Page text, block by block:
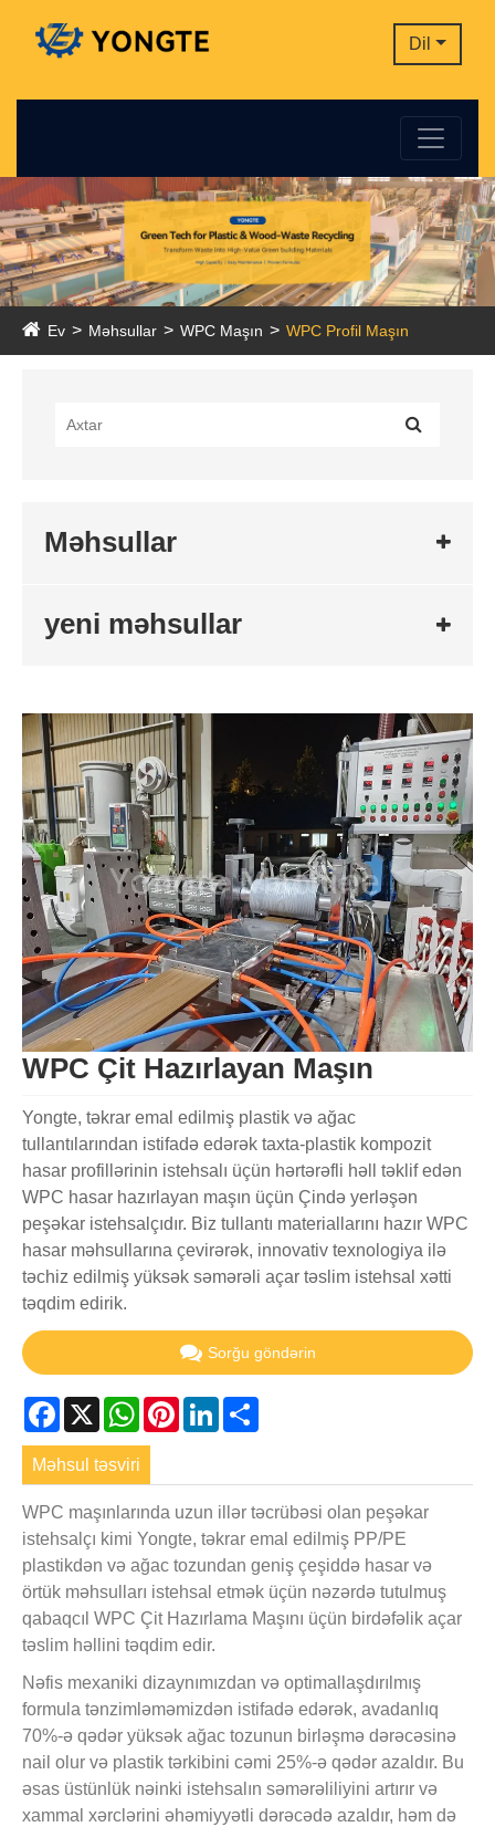
Dil
Ev Məhsullar WPC Maşın WPC Profil Maşın
Məhsullar
yeni məhsullar
WPC Çit Hazırlayan Maşın
Yongte, təkrar emal edilmiş plastik və ağac
tullantılarından istifadə edərək taxta-plastik kompozit
hasar profillərinin istehsalı üçün hərtərəfli həll təklif edən
WPC hasar hazırlayan maşın üçün Çində yerləşən
peşəkar istehsalçıdır. Biz tullantı materiallarını hazır WPC
hasar məhsullarına çevirərək, innovativ texnologiya ilə
təchiz edilmiş yüksək səmərəli açar təslim istehsal xətti
təqdim edirik.
Sorğu göndərin
Facebook
X WhatsApp
PinterestLinkedIn
Məhsul təsviri
WPC maşınlarında uzun illər təcrübəsi olan peşəkar
istehsalçı kimi Yongte, təkrar emal edilmiş PP/PE
plastikdən və ağac tozundan geniş çeşiddə hasar və
örtük məhsulları istehsal etmək üçün nəzərdə tutulmuş
qabaqcıl WPC Çit Hazırlama Maşını üçün birdəfəlik açar
təslim həllini təqdim edir.
Nəfis mexaniki dizaynımızdan və optimallaşdırılmış
formula tənzimləməmizdən istifadə edərək, avadanlıq
70%-ə qədər yüksək ağac tozunun birləşmə dərəcəsinə
nail olur və plastik tərkibini cəmi 25%-ə qədər azaldır. Bu
əsas üstünlük nəinki istehsalın səmərəliliyini artırır və
xammal xərclərini əhəmiyyətli dərəcədə azaldır, həm də